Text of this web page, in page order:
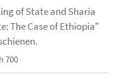
of State and Sharia
The Case of Ethiopia"
700